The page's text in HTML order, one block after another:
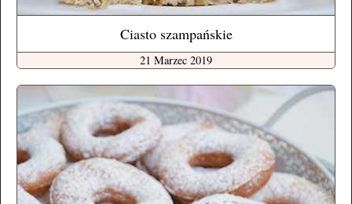
Ciasto szampańskie
21 Marzec 2019